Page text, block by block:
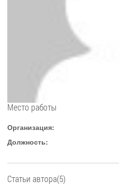
Место работы
Организация:
Должность:
Статьи автора(5)